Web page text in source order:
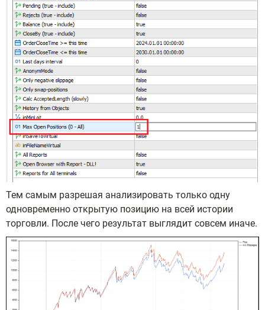
Тем самым разрешая анализировать только одну
одновременно открытую позицию на всей истории
торговли. После чего результат выглядит совсем иначе.